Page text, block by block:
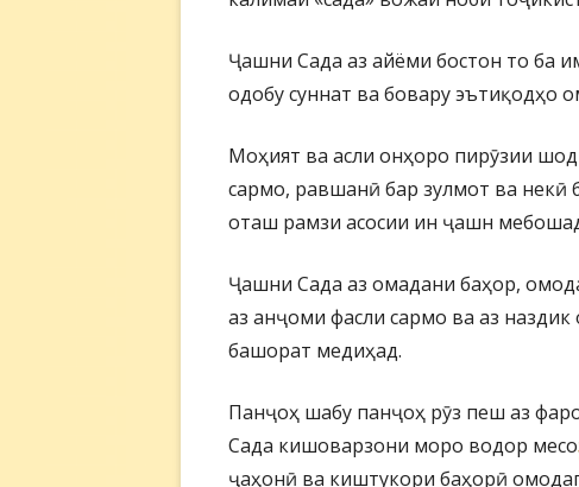
Ҷашни Сада аз айёми бостон то ба
одобу суннат ва бовару эътиқодҳо
Моҳият ва асли онҳоро пирӯзии
сармо, равшанӣ бар зулмот ва некӣ
оташ рамзи асосии ин ҷашн
Ҷашни Сада аз омадани баҳор,
аз анҷоми фасли сармо ва аз
башорат медиҳад.
Панҷоҳ шабу панҷоҳ рӯз пеш аз
Сада кишоварзони моро водор
ҷаҳонӣ ва киштукори баҳорӣ